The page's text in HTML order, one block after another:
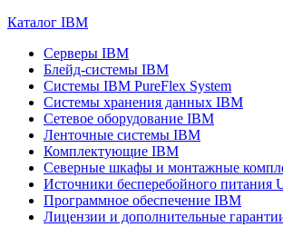
Каталог IBM
Серверы IBM
Блейд-системы IBM
Системы IBM PureFlex System
Системы хранения данных IBM
Сетевое оборудование IBM
Ленточные системы IBM
Комплектующие IBM
Северные шкафы и монтажные
Источники бесперебойного питания
Программное обеспечение IBM
Лицензии и дополнительные